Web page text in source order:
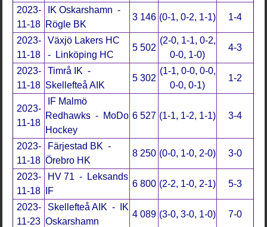
2023-
11-18
IK Oskarshamn -
Rögle BK
3 146 (0-1, 0-2, 1-1) 1-4
2023-
11-18
Växjö Lakers HC
- Linköping HC
5 502
(2-0, 1-1, 0-2,
0-0, 1-0)
4-3
2023-
11-18
Timrå IK -
Skellefteå AIK
5 302
(1-1, 0-0, 0-0,
0-0, 0-1)
1-2
2023-
11-18
IF Malmö
Redhawks - MoDo
Hockey
6 527 (1-1, 1-2, 1-1) 3-4
2023-
11-18
Färjestad BK -
Örebro HK
8 250 (0-0, 1-0, 2-0) 3-0
2023-
11-18
HV 71 - Leksands
IF
6 800 (2-2, 1-0, 2-1) 5-3
2023-
11-23
Skellefteå AIK - IK
Oskarshamn
4 089 (3-0, 3-0, 1-0) 7-0